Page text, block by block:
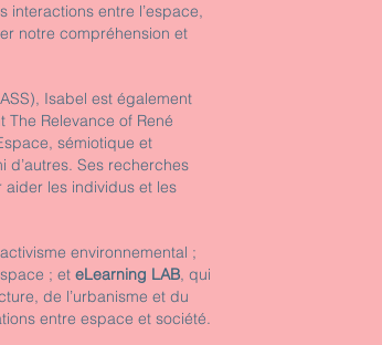
interactions entre l’espace,
notre compréhension et
Isabel est également
Relevance of René
sémiotique et
d’autres. Ses recherches
les individus et les
environnemental ;
; et eLearning LAB, qui
de l’urbanisme et du
entre espace et société.